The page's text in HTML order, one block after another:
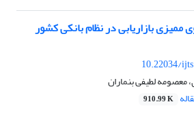
ممیزی بازاریابی در نظام بانکی کشور
10.22034/
لطیفی بنماران
910.99 K